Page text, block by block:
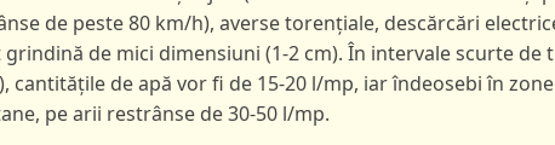
de peste 80 km/h), averse torențiale, descărcări
grindină de mici dimensiuni (1-2 cm). În intervale scurte de
cantitățile de apă vor fi de 15-20 l/mp, iar îndeosebi în
pe arii restrânse de 30-50 l/mp.